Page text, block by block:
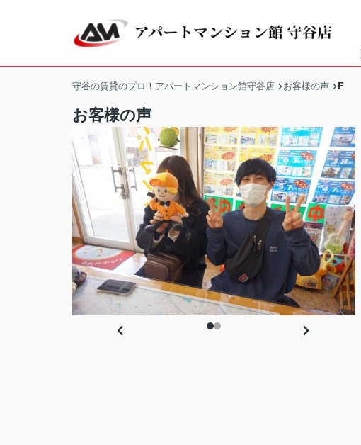
守谷の賃貸のプロ！アパートマンション館守谷店 お客様の声 F
お客様の声